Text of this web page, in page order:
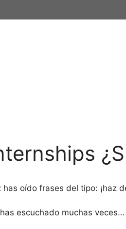
has oído frases del tipo: ¡haz
escuchado muchas veces…